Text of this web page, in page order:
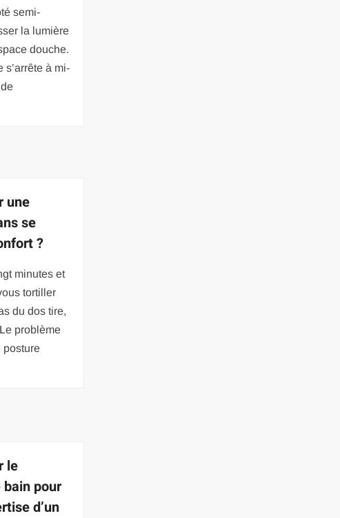
semi-
la lumière
douche.
s’arrête à mi-
une
se
?
minutes et
tortiller
du dos tire,
problème
posture
le
pour
d’un